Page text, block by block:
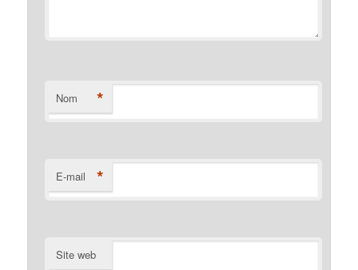
Nom *
E-mail *
Site web